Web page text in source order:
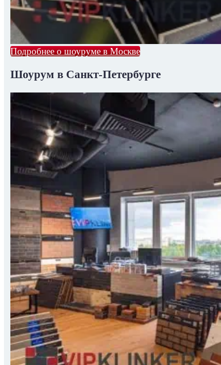
Подробнее о шоуруме в Москве
Шоурум в Санкт-Петербурге